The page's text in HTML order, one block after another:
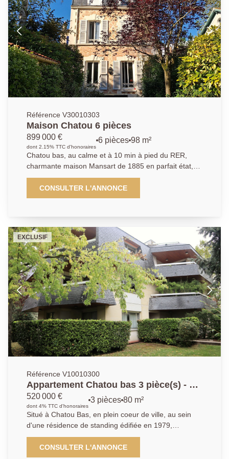
séparées. À l'étage, l'espace nuit se compose de
deux chambres, d'un dressing, d'une salle d'eau avec
WC et d'un bureau, parfait pour le télétravail ou un
espace polyvalent. Une place de parking en extérieur
vient compléter ce bien.
Référence V30010303
Maison Chatou 6 pièces
899 000 €
dont 2.15% TTC d'honoraires
6 pièces 98 m²
Chatou bas, au calme et à 10 min à pied du RER,
charmante maison Mansart de 1885 en parfait état,
proche écoles et commerces. D'environ 98 m² (plus
28,5 m² de sous-sol aménagé, elle offre une entrée
avec rangements, une cuisine équipée ouverte sur un
buanderie, salle de jeux et cave à vin. Stationnement
sur la parcelle, deux dépendances avec électricité.
Ravalement, toiture et chaudière récents. Rare.
CONSULTER L'ANNONCE
EXCLUSIF
Référence V10010300
Appartement Chatou bas 3 pièce(s) - 81
m²
520 000 €
dont 4% TTC d'honoraires
3 pièces 80 m²
Situé à Chatou Bas, en plein coeur de ville, au sein
d'une résidence de standing édifiée en 1979,
découvrez cet appartement traversant de 80,94 m²,
en rez-de-jardin avec accès PMR, bénéficiant d'un
CONSULTER L'ANNONCE